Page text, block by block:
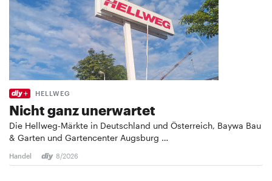
HELLWEG
Nicht ganz unerwartet
Die Hellweg-Märkte in Deutschland und Österreich, Baywa Bau
& Garten und Gartencenter Augsburg …
Handel 8/2026